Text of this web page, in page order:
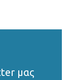
μας